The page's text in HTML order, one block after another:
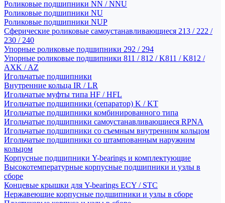
Роликовые подшипники NN / NNU
Роликовые подшипники NU
Роликовые подшипники NUP
Сферические роликовые самоустанавливающиеся 213 / 222 /
230 / 240
Упорные роликовые подшипники 292 / 294
Упорные роликовые подшипники 811 / 812 / K811 / K812 /
AXK / AZ
Игольчатые подшипники
Внутренние кольца IR / LR
Игольчатые муфты типа HF / HFL
Игольчатые подшипники (сепаратор) K / KT
Игольчатые подшипники комбинированного типа
Игольчатые подшипники самоустанавливающиеся RPNA
Игольчатые подшипники со съемным внутренним кольцом
Игольчатые подшипники со штампованным наружним
кольцом
Корпусные подшипники Y-bearings и комплектующие
Высокотемпературные корпусные подшипники и узлы в
сборе
Концевые крышки для Y-bearings ECY / STC
Нержавеющие корпусные подшипники и узлы в сборе